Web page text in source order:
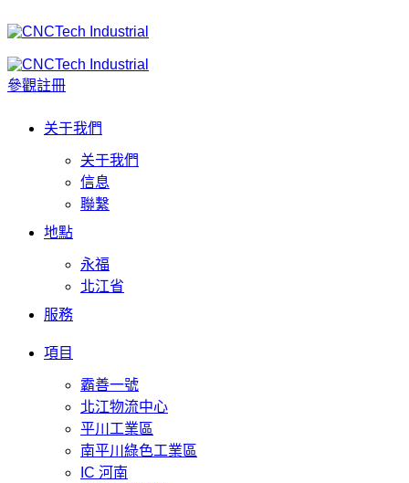
參觀註冊
关于我們
关于我們
信息
聯繫
地點
永福
北江省
服務
項目
霸善一號
北江物流中心
平川工業區
南平川綠色工業區
IC 河南